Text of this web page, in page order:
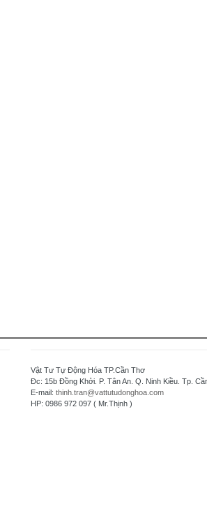
Vật Tư Tự Động Hóa TP.Cần Thơ
Đc: 15b Đồng Khởi. P. Tân An. Q. Ninh Kiều. Tp.
E-mail: thinh.tran@vattutudonghoa.com
HP: 0986 972 097 ( Mr.Thịnh )